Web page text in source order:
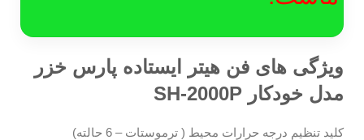
ویژگی های فن هیتر ایستاده پارس خزر
مدل خودکار SH-2000P
كليد تنظيم درجه حرارات محيط ( ترموستات – 6 حالته)